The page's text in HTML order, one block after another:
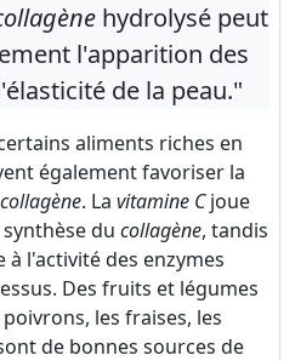
hydrolysé peut
l'apparition des
de la peau."
aliments riches en
également favoriser la
collagène. La vitamine Cjoue
du collagène, tandis
à l'activité des enzymes
Des fruits et légumes
les fraises, les
de bonnes sources de